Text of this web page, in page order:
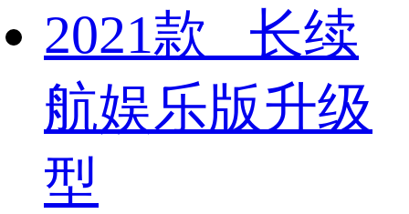
2021款 长续
航娱乐版升级
型